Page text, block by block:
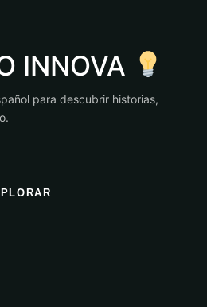
INNOVA
para descubrir historias,